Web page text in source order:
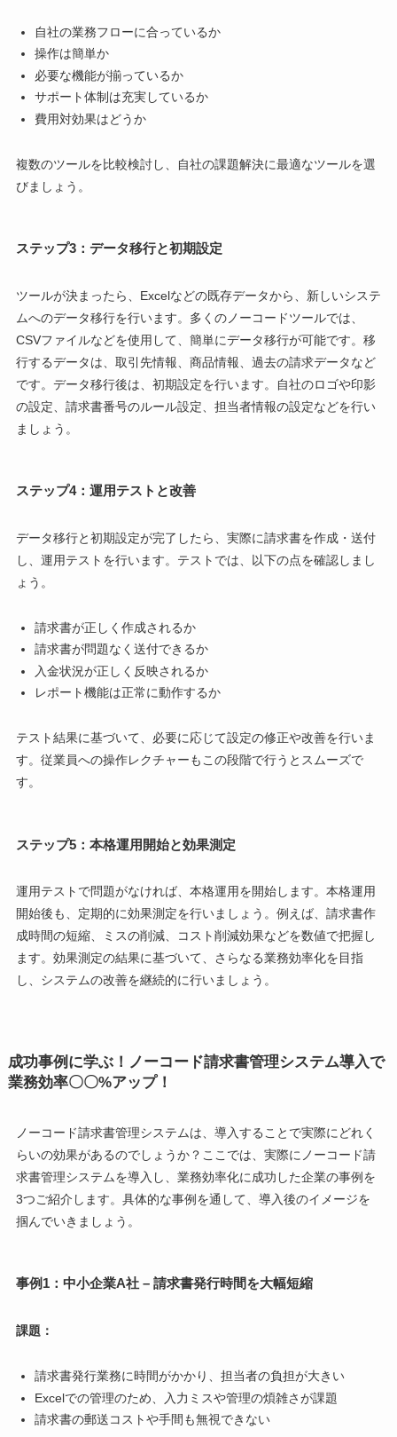
自社の業務フローに合っているか
操作は簡単か
必要な機能が揃っているか
サポート体制は充実しているか
費用対効果はどうか
複数のツールを比較検討し、自社の課題解決に最適なツールを選
びましょう。
ステップ3：データ移行と初期設定
ツールが決まったら、Excelなどの既存データから、新しいシステ
ムへのデータ移行を行います。多くのノーコードツールでは、
CSVファイルなどを使用して、簡単にデータ移行が可能です。移
行するデータは、取引先情報、商品情報、過去の請求データなど
です。データ移行後は、初期設定を行います。自社のロゴや印影
の設定、請求書番号のルール設定、担当者情報の設定などを行い
ましょう。
ステップ4：運用テストと改善
データ移行と初期設定が完了したら、実際に請求書を作成・送付
し、運用テストを行います。テストでは、以下の点を確認しまし
ょう。
請求書が正しく作成されるか
請求書が問題なく送付できるか
入金状況が正しく反映されるか
レポート機能は正常に動作するか
テスト結果に基づいて、必要に応じて設定の修正や改善を行いま
す。従業員への操作レクチャーもこの段階で行うとスムーズで
す。
ステップ5：本格運用開始と効果測定
運用テストで問題がなければ、本格運用を開始します。本格運用
開始後も、定期的に効果測定を行いましょう。例えば、請求書作
成時間の短縮、ミスの削減、コスト削減効果などを数値で把握し
ます。効果測定の結果に基づいて、さらなる業務効率化を目指
し、システムの改善を継続的に行いましょう。
成功事例に学ぶ！ノーコード請求書管理システム導入で
業務効率〇〇%アップ！
ノーコード請求書管理システムは、導入することで実際にどれく
らいの効果があるのでしょうか？ここでは、実際にノーコード請
求書管理システムを導入し、業務効率化に成功した企業の事例を
3つご紹介します。具体的な事例を通して、導入後のイメージを
掴んでいきましょう。
事例1：中小企業A社 – 請求書発行時間を大幅短縮
課題：
請求書発行業務に時間がかかり、担当者の負担が大きい
Excelでの管理のため、入力ミスや管理の煩雑さが課題
請求書の郵送コストや手間も無視できない